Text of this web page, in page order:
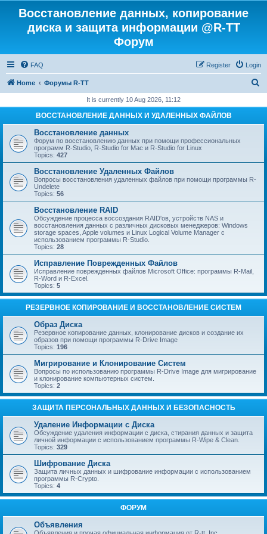
Восстановление данных, копирование
диска и защита информации @R-TT
Форум
FAQ Login
Register
Home Форумы R-TT
r
It is currently 10 Aug 2026, 11:12
ВОССТАНОВЛЕНИЕ ДАННЫХ И УДАЛЕННЫХ ФАЙЛОВ
Восстановление данных
Форум по восстановлению данных при помощи профессиональных
программ R-Studio, R-Studio for Mac и R-Studio for Linux
Topics: 427
Восстановление Удаленных Файлов
Вопросы восстановления удаленных файлов при помощи программы R-
Undelete
Topics: 56
Восстановление RAID
Обсуждение процесса воссоздания RAID'ов, устройств NAS и
восстановления данных с различных дисковых менеджеров: Windows
storage spaces, Apple volumes и Linux Logical Volume Manager с
использованием программы R-Studio.
Topics: 28
Исправление Поврежденных Файлов
Исправление поврежденных файлов Microsoft Office: программы R-Mail,
R-Word и R-Excel.
Topics: 5
РЕЗЕРВНОЕ КОПИРОВАНИЕ И ВОССТАНОВЛЕНИЕ СИСТЕМ
Образ Диска
Резервное копирование данных, клонирование дисков и создание их
образов при помощи программы R-Drive Image
Topics: 196
Мигрирование и Клонирование Систем
Вопросы по использованию программы R-Drive Image для мигрирование
и клонирование компьютерных систем.
Topics: 2
ЗАЩИТА ПЕРСОНАЛЬНЫХ ДАННЫХ И БЕЗОПАСНОСТЬ
Удаление Информации с Диска
Обсуждение удаления информации с диска, стирания данных и защита
личной информации с использованием программы R-Wipe & Clean.
Topics: 329
Шифрование Диска
Защита личных данных и шифрование информации с использованием
программы R-Crypto.
Topics: 4
ФОРУМ
Объявления